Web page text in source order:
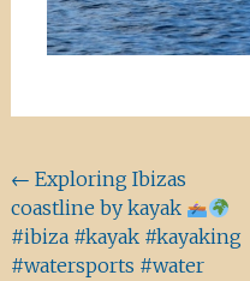
Beitragsnavigation
← Exploring Ibizas
coastline by kayak
#ibiza #kayak #kayaking
#watersports #water